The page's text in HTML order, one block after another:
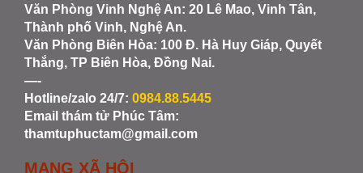
Văn Phòng Vinh Nghệ An: 20 Lê Mao, Vinh Tân,
Thành phố Vinh, Nghệ An.
Văn Phòng Biên Hòa: 100 Đ. Hà Huy Giáp, Quyết
Thắng, TP Biên Hòa, Đồng Nai.
—-
Hotline/zalo 24/7: 0984.88.5445
Email thám tử Phúc Tâm:
thamtuphuctam@gmail.com
MẠNG XÃ HỘI